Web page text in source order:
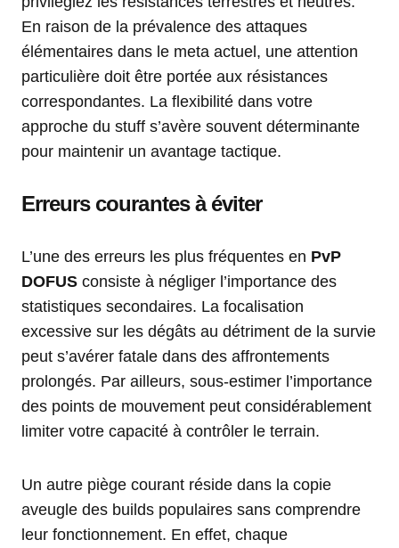
En raison de la prévalence des attaques
élémentaires dans le meta actuel, une attention
particulière doit être portée aux résistances
correspondantes. La flexibilité dans votre
approche du stuff s’avère souvent déterminante
pour maintenir un avantage tactique.
Erreurs courantes à éviter
L’une des erreurs les plus fréquentes en PvP
DOFUS consiste à négliger l’importance des
statistiques secondaires. La focalisation
excessive sur les dégâts au détriment de la survie
peut s’avérer fatale dans des affrontements
prolongés. Par ailleurs, sous-estimer l’importance
des points de mouvement peut considérablement
limiter votre capacité à contrôler le terrain.
Un autre piège courant réside dans la copie
aveugle des builds populaires sans comprendre
leur fonctionnement. En effet, chaque